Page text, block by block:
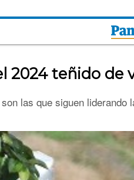
2024 teñido de
las que siguen